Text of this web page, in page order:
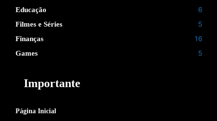
Educação 6
Filmes e Séries 5
Finanças 16
Games 5
Importante
Página Inicial